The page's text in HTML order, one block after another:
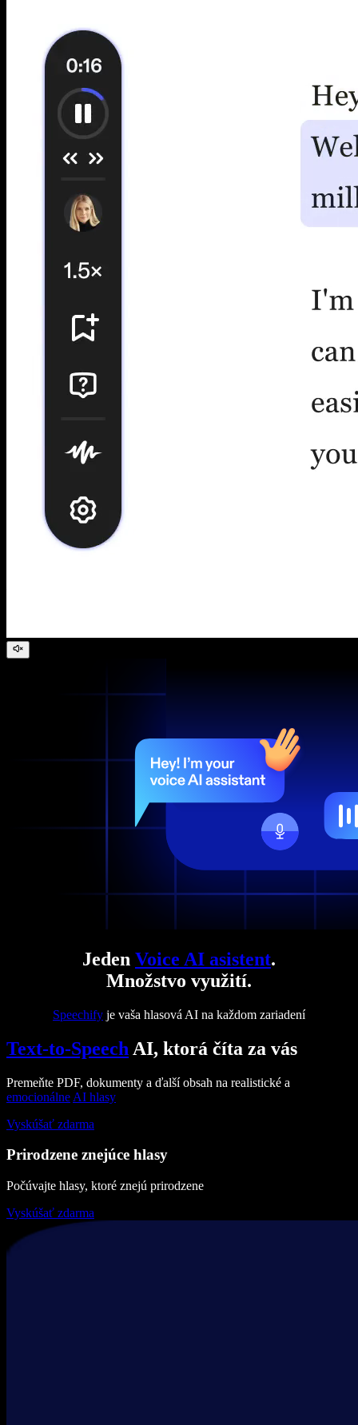
Jeden Voice AI asistent.
Množstvo využití.
Speechify je vaša hlasová AI na každom zariadení
Text-to-Speech AI, ktorá číta za vás
Premeňte PDF, dokumenty a ďalší obsah na realistické a
emocionálne AI hlasy
Vyskúšať zdarma
Prirodzene znejúce hlasy
Počúvajte hlasy, ktoré znejú prirodzene
Vyskúšať zdarma